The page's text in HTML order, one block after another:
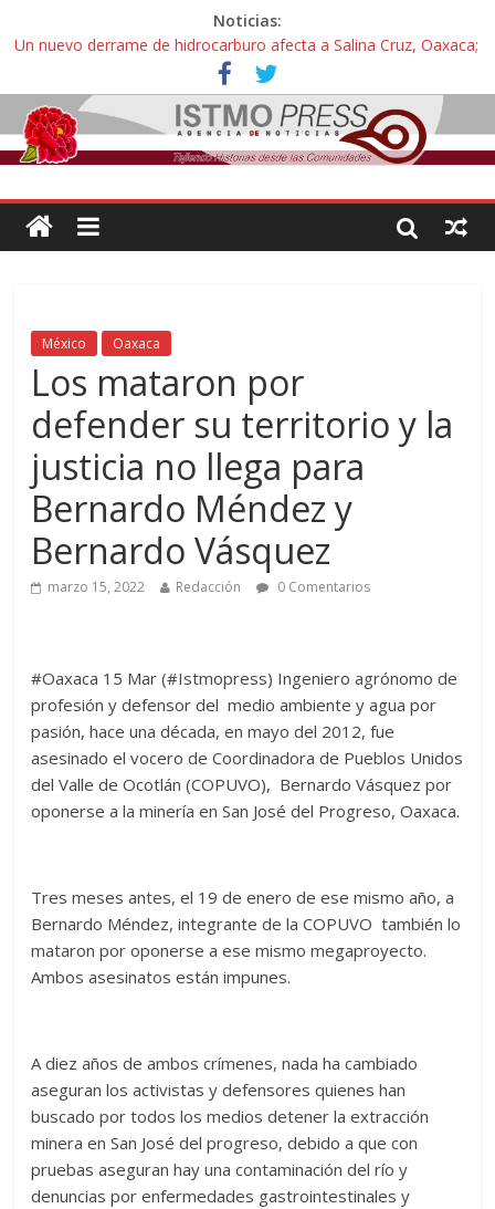
Noticias:
Un nuevo derrame de hidrocarburo afecta a Salina Cruz, Oaxaca;
ahora pescadores de Salinas del Marqués denuncian daños de
Pemex
Ángel, el joven autista expulsado por la Universidad Bienestar de
Ixtepec, Oaxaca vuelve a las aulas tras amparo
Familiares de periodista Alejandro Leyva se reúnen con titular de
intelectuales de su asesinato
Alertan pescadores de Juchitán, Oaxaca de nuevo despojo de su
México Oaxaca
Los mataron por
defender su territorio y la
justicia no llega para
Bernardo Méndez y
Bernardo Vásquez
marzo 15, 2022 Redacción 0 Comentarios
#Oaxaca 15 Mar (#Istmopress) Ingeniero agrónomo de
profesión y defensor del medio ambiente y agua por
pasión, hace una década, en mayo del 2012, fue
asesinado el vocero de Coordinadora de Pueblos Unidos
del Valle de Ocotlán (COPUVO), Bernardo Vásquez por
oponerse a la minería en San José del Progreso, Oaxaca.
Tres meses antes, el 19 de enero de ese mismo año, a
Bernardo Méndez, integrante de la COPUVO también lo
mataron por oponerse a ese mismo megaproyecto.
Ambos asesinatos están impunes.
A diez años de ambos crímenes, nada ha cambiado
aseguran los activistas y defensores quienes han
buscado por todos los medios detener la extracción
minera en San José del progreso, debido a que con
pruebas aseguran hay una contaminación del río y
denuncias por enfermedades gastrointestinales y